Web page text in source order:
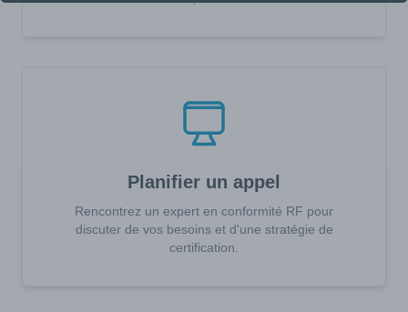
Planifier un appel
Rencontrez un expert en conformité RF pour
discuter de vos besoins et d'une stratégie de
certification.